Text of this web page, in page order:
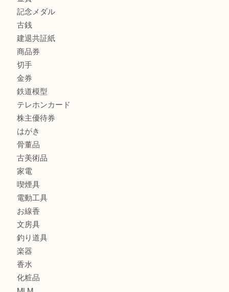
全て
貴金属
宝石
金製品
銀製品
財布
スニーカー
バッグ
ブランド
時計
カメラ
食器
金貨
記念メダル
古銭
建退共証紙
商品券
切手